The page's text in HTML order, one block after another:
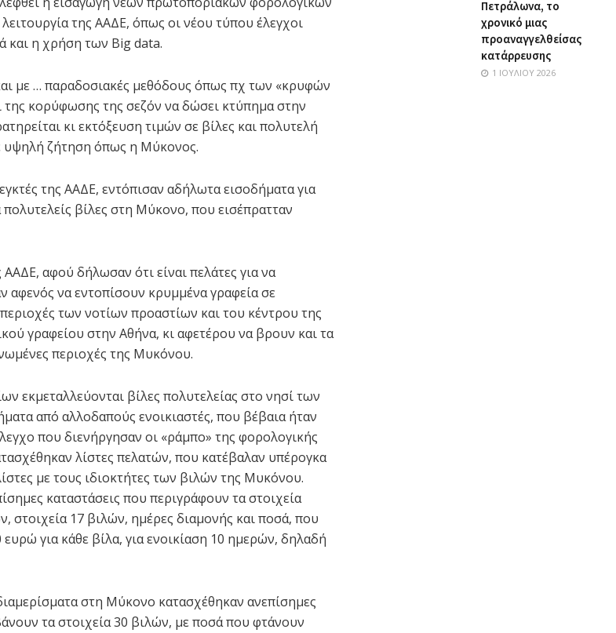
της ΑΑΔΕ, όπως οι νέου τύπου έλεγχοι
και η χρήση των Big data.
με … παραδοσιακές μεθόδους όπως πχ των «κρυφών
της κορύφωσης της σεζόν να δώσει κτύπημα στην
κι εκτόξευση τιμών σε βίλες και πολυτελή
υψηλή ζήτηση όπως η Μύκονος.
της ΑΑΔΕ, εντόπισαν αδήλωτα εισοδήματα για
πολυτελείς βίλες στη Μύκονο, που εισέπρατταν
ΑΑΔΕ, αφού δήλωσαν ότι είναι πελάτες για να
αφενός να εντοπίσουν κρυμμένα γραφεία σε
των νοτίων προαστίων και του κέντρου της
γραφείου στην Αθήνα, κι αφετέρου να βρουν και τα
περιοχές της Μυκόνου.
εκμεταλλεύονται βίλες πολυτελείας στο νησί των
από αλλοδαπούς ενοικιαστές, που βέβαια ήταν
που διενήργησαν οι «ράμπο» της φορολογικής
λίστες πελατών, που κατέβαλαν υπέρογκα
με τους ιδιοκτήτες των βιλών της Μυκόνου.
καταστάσεις που περιγράφουν τα στοιχεία
στοιχεία 17 βιλών, ημέρες διαμονής και ποσά, που
για κάθε βίλα, για ενοικίαση 10 ημερών, δηλαδή
στη Μύκονο κατασχέθηκαν ανεπίσημες
τα στοιχεία 30 βιλών, με ποσά που φτάνουν
Πετράλωνα, το
χρονικό μιας
προαναγγελθείσας
κατάρρευσης
1 ΙΟΥΛΊΟΥ 2026